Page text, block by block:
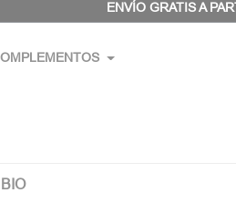
ENVÍO GRATIS A